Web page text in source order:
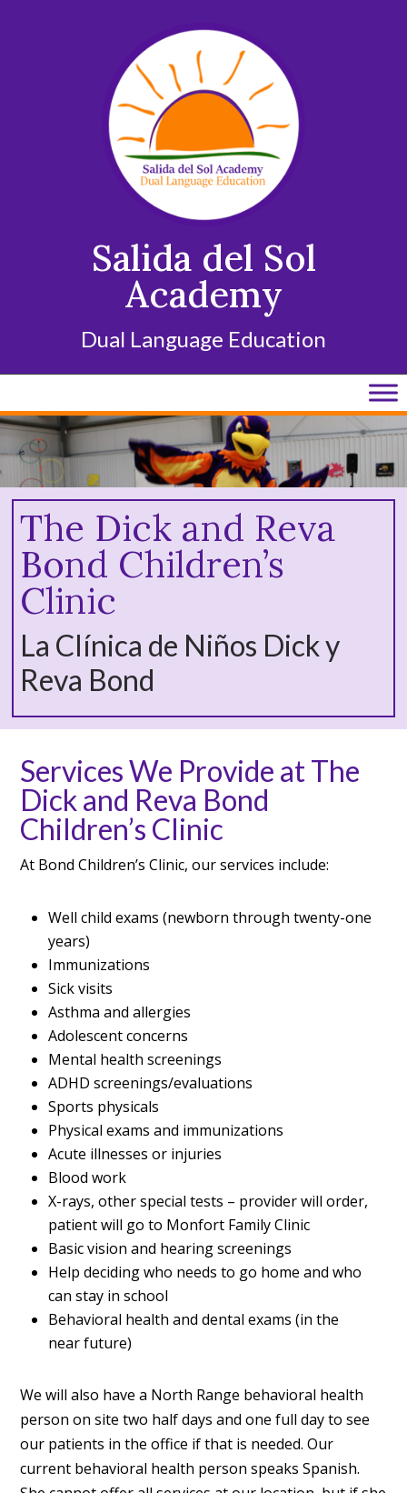
Salida del Sol
Academy
Dual Language Education
The Dick and Reva
Bond Children’s
Clinic
La Clínica de Niños Dick y
Reva Bond
Services We Provide at The
Dick and Reva Bond
Children’s Clinic
At Bond Children’s Clinic, our services include:
Well child exams (newborn through twenty-one
years)
Immunizations
Sick visits
Asthma and allergies
Adolescent concerns
Mental health screenings
ADHD screenings/evaluations
Sports physicals
Physical exams and immunizations
Acute illnesses or injuries
Blood work
X-rays, other special tests – provider will order,
patient will go to Monfort Family Clinic
Basic vision and hearing screenings
Help deciding who needs to go home and who
can stay in school
Behavioral health and dental exams (in the
near future)
We will also have a North Range behavioral health
person on site two half days and one full day to see
our patients in the office if that is needed. Our
current behavioral health person speaks Spanish.